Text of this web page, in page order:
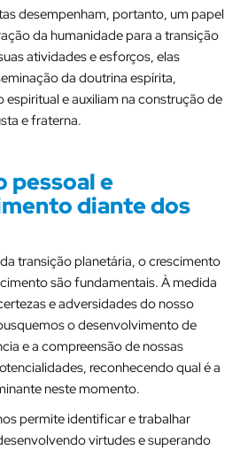
desempenham, portanto, um papel
da humanidade para a transição
atividades e esforços, elas
da doutrina espírita,
e auxiliam na construção de
e fraterna.
pessoal e
diante dos
transição planetária, o crescimento
são fundamentais. À medida
e adversidades do nosso
o desenvolvimento de
e a compreensão de nossas
reconhecendo qual é a
neste momento.
permite identificar e trabalhar
virtudes e superando